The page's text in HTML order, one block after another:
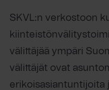
SKVL:n verkostoon
välittäjää ympäri
välittäjät ovat
erikoisasiantuntijoita